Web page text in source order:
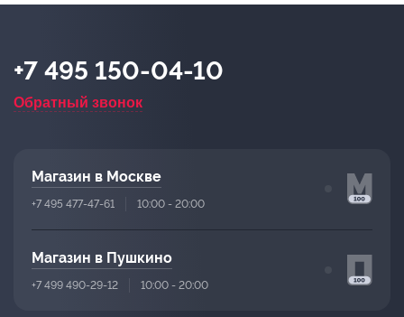
+7 495 150-04-10
Обратный звонок
Магазин в Москве
+7 495 477-47-61 10:00 - 20:00
Магазин в Пушкино
+7 499 490-29-12 10:00 - 20:00